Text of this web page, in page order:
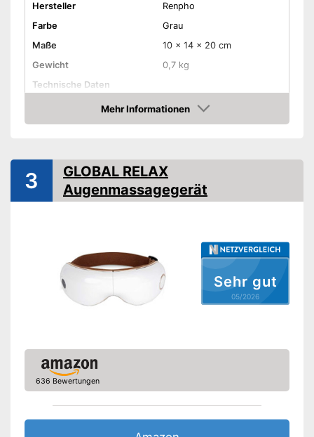
Hersteller
Renpho
Farbe
Grau
Maße
10 x 14 x 20 cm
Gewicht
0,7 kg
Technische Daten
Stromversorgung
Amazon Lieferzeit
sofort verfügbar
Mehr Informationen
Amazon
Sehr gut
05/2026
3
GLOBAL RELAX
Augenmassagegerät
636 Bewertungen